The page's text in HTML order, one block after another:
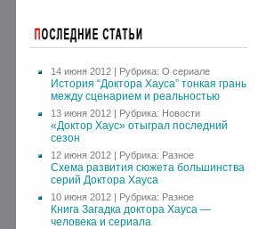
14 июня 2012 | Рубрика: О сериале
История “Доктора Хауса” тонкая грань
между сценарием и реальностью
13 июня 2012 | Рубрика: Новости
«Доктор Хаус» отыграл последний
сезон
12 июня 2012 | Рубрика: Разное
Схема развития сюжета большинства
серий Доктора Хауса
10 июня 2012 | Рубрика: Разное
Книга Загадка доктора Хауса —
человека и сериала